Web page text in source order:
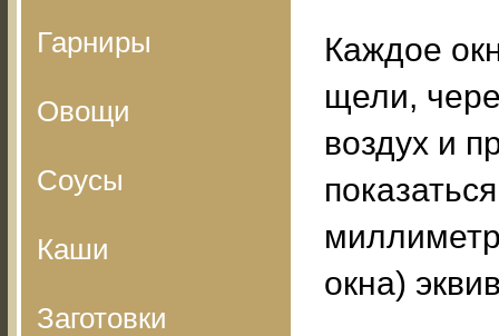
Гарниры
Овощи
Соусы
Каши
Заготовки
Каждое
щели,
воздух и
окна)